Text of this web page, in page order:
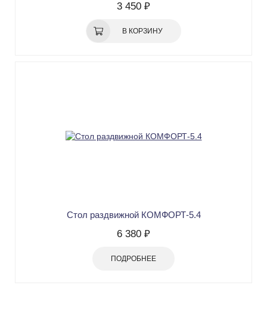
3 450 ₽
В КОРЗИНУ
Стол раздвижной КОМФОРТ-5.4
6 380 ₽
ПОДРОБНЕЕ